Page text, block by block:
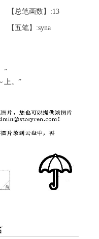
【总笔画数】:13
【五笔】:syna
”
上。”